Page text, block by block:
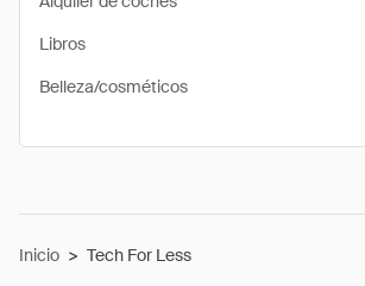
Libros
Belleza/cosméticos
Inicio > Tech For Less